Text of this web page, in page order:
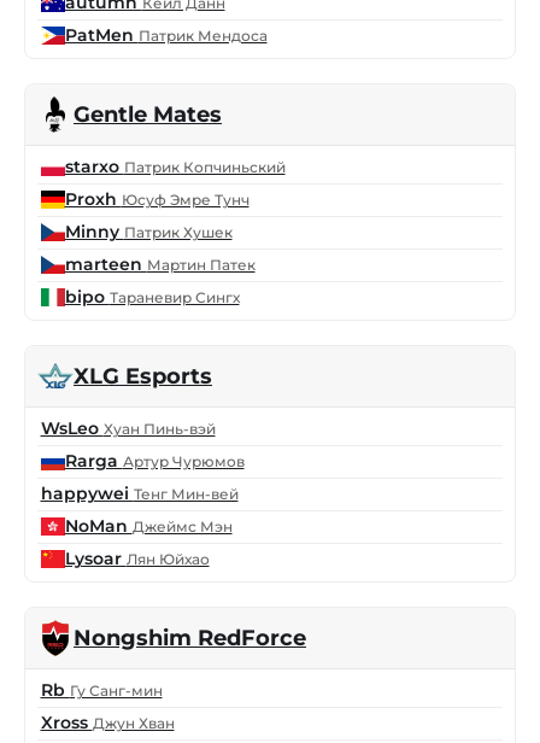
PatMen Патрик Мендоса
Gentle Mates
starxo Патрик Копчиньский
Proxh Юсуф Эмре Тунч
Minny Патрик Хушек
marteen Мартин Патек
bipo Тараневир Сингх
XLG Esports
WsLeo Хуан Пинь-вэй
Rarga Артур Чурюмов
happywei Тенг Мин-вей
NoMan Джеймс Мэн
Lysoar Лян Юйхао
Nongshim RedForce
Rb Гу Санг-мин
Xross Джун Хван